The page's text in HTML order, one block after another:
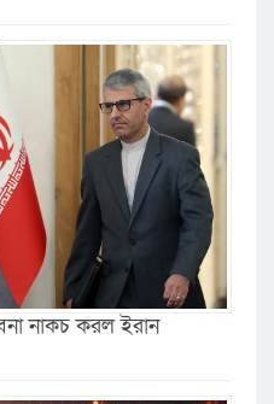
নাকচ করল ইরান